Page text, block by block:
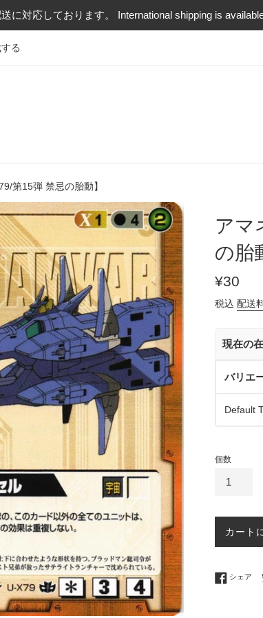
に対応しております。 International shipping is
る
第15弾 禁忌の胎動】
アマ
の胎
通
価
¥30
税込 配送
現在の
バリエ
Default
個数
カート
シェア